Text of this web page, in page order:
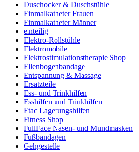
Duschocker & Duschstühle
Einmalkatheter Frauen
Einmalkatheter Männer
einteilig
Elektro-Rollstühle
Elektromobile
Elektrostimulationstherapie Shop
Ellenbogenbandage
Entspannung & Massage
Ersatzteile
Ess- und Trinkhilfen
Esshilfen und Trinkhilfen
Etac Lagerungshilfen
Fitness Shop
FullFace Nasen- und Mundmasken
Fußbandagen
Gehgestelle